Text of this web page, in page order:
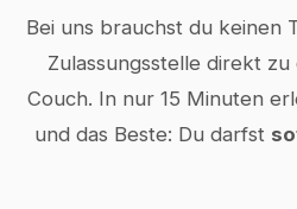
Bei uns brauchst du keinen
Zulassungsstelle direkt zu
Couch. In nur 15 Minuten
und das Beste: Du darfst